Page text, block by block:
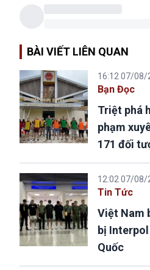
BÀI VIẾT LIÊN QUAN
16:12 07/08/
Bạn Đọc
Triệt phá
phạm
171 đối
12:02 07/08/
Tin Tức
Việt Nam
bị
Quốc